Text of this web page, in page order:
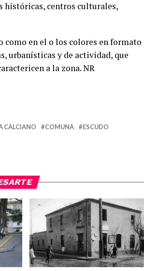
históricas, centros culturales,
como en el o los colores en formato
urbanísticas y de actividad, que
a la zona. NR
CALCIANO COMUNA
ESCUDO